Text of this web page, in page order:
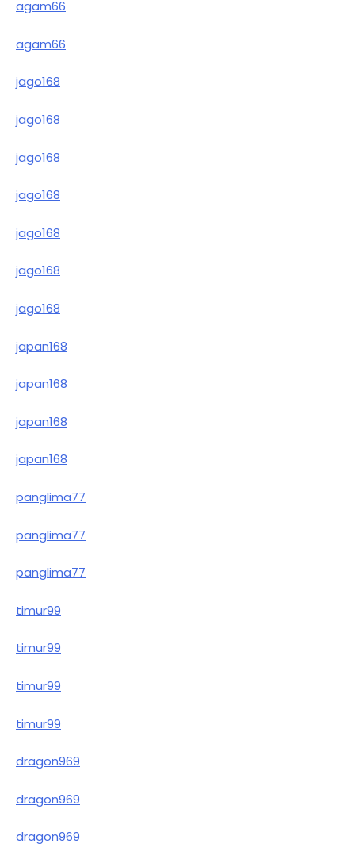
agam66
agam66
jago168
jago168
jago168
jago168
jago168
jago168
jago168
japan168
japan168
japan168
japan168
panglima77
panglima77
panglima77
timur99
timur99
timur99
timur99
dragon969
dragon969
dragon969